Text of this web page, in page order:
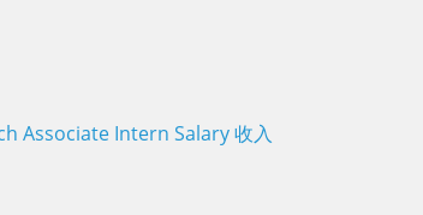
Associate Intern Salary 收入